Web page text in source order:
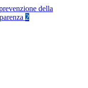
della
2